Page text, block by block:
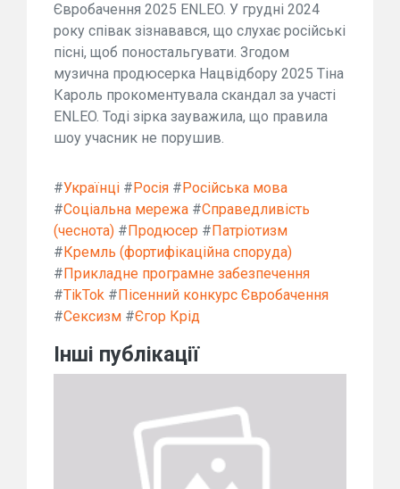
Євробачення 2025 ENLEO. У грудні 2024
року співак зізнавався, що слухає російські
пісні, щоб поностальгувати. Згодом
музична продюсерка Нацвідбору 2025 Тіна
Кароль прокоментувала скандал за участі
ENLEO. Тоді зірка зауважила, що правила
шоу учасник не порушив.
#Українці #Росія #Російська мова
#Соціальна мережа #Справедливість
(чеснота) #Продюсер #Патріотизм
#Кремль (фортифікаційна споруда)
#Прикладне програмне забезпечення
#TikTok #Пісенний конкурс Євробачення
#Сексизм #Єгор Крід
Інші публікації